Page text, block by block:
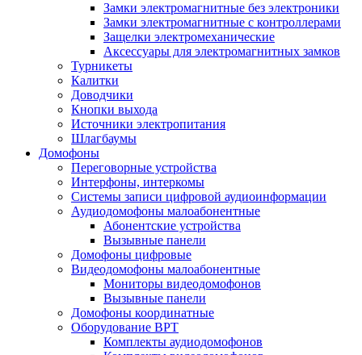
Замки электромагнитные без электроники
Замки электромагнитные с контроллерами
Защелки электромеханические
Аксессуары для электромагнитных замков
Турникеты
Калитки
Доводчики
Кнопки выхода
Источники электропитания
Шлагбаумы
Домофоны
Переговорные устройства
Интерфоны, интеркомы
Системы записи цифровой аудиоинформации
Аудиодомофоны малоабонентные
Абонентские устройства
Вызывные панели
Домофоны цифровые
Видеодомофоны малоабонентные
Мониторы видеодомофонов
Вызывные панели
Домофоны координатные
Оборудование ВРТ
Комплекты аудиодомофонов